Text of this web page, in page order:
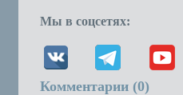
Мы в соцсетях:
Комментарии (0)